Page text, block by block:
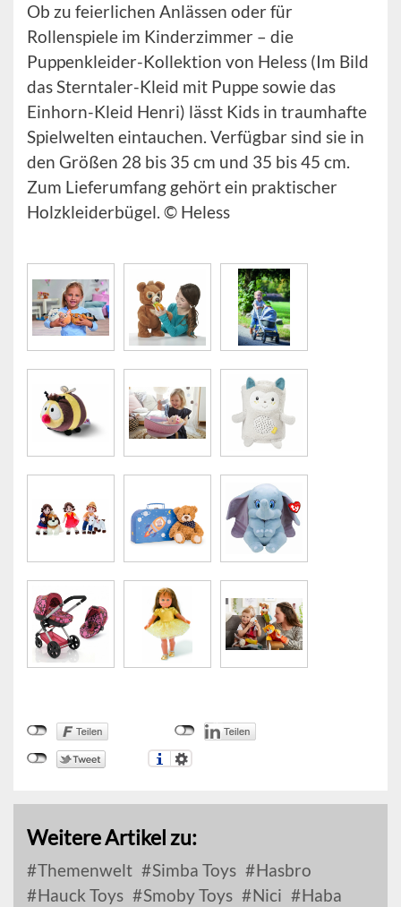
Ob zu feierlichen Anlässen oder für
Rollenspiele im Kinderzimmer – die
Puppenkleider-Kollektion von Heless (Im Bild
das Sterntaler-Kleid mit Puppe sowie das
Einhorn-Kleid Henri) lässt Kids in traumhafte
Spielwelten eintauchen. Verfügbar sind sie in
den Größen 28 bis 35 cm und 35 bis 45 cm.
Zum Lieferumfang gehört ein praktischer
Holzkleiderbügel. © Heless
Weitere Artikel zu:
Themenwelt Simba Toys
Hasbro
Hauck Toys
Smoby Toys Nici
Haba